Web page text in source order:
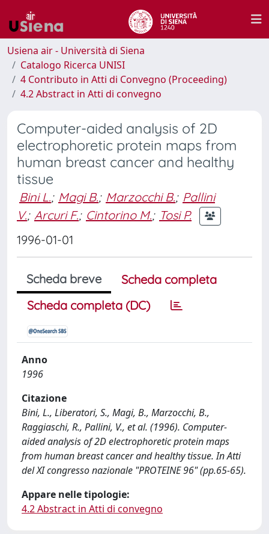
Usiena air - Università di Siena
Catalogo Ricerca UNISI
4 Contributo in Atti di Convegno (Proceeding)
4.2 Abstract in Atti di convegno
Computer-aided analysis of 2D
electrophoretic protein maps from
human breast cancer and healthy
tissue
Bini L.; Magi B.; Marzocchi B.; Pallini
V.; Arcuri F.; Cintorino M.; Tosi P.
1996-01-01
Scheda breve
Scheda completa
Scheda completa (DC)
Anno
1996
Citazione
Bini, L., Liberatori, S., Magi, B., Marzocchi, B.,
Raggiaschi, R., Pallini, V., et al. (1996). Computer-
aided analysis of 2D electrophoretic protein maps
from human breast cancer and healthy tissue. In Atti
del XI congresso nazionale "PROTEINE 96" (pp.65-65).
Appare nelle tipologie:
4.2 Abstract in Atti di convegno